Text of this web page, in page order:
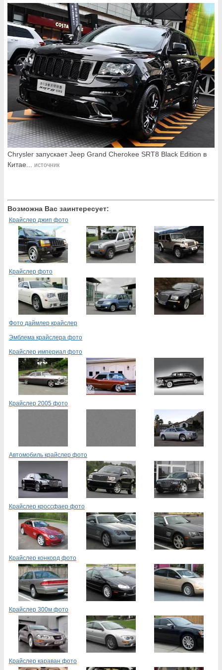
Chrysler запускает Jeep Grand Cherokee SRT8 Black Edition в
Китае...
источник
Возможна Вас заинтересует:
Крайслер джип фото
Крайслер фото
Фото даймлер крайслер
Эмблема крайслера фото
Крайслер империал фото
Крайслер 2005 фото
Автомобиль крайслер фото
Крайслер кроссфаер фото
Крайслер конкорд фото
Крайслер 300м фото
Крайслер караван фото